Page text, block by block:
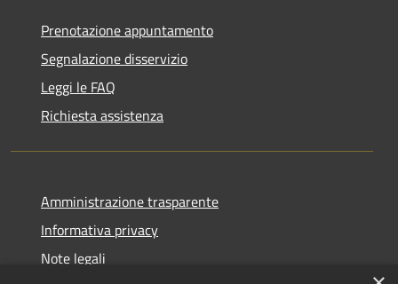
Prenotazione appuntamento
Segnalazione disservizio
Leggi le FAQ
Richiesta assistenza
Amministrazione trasparente
Informativa privacy
Note legali